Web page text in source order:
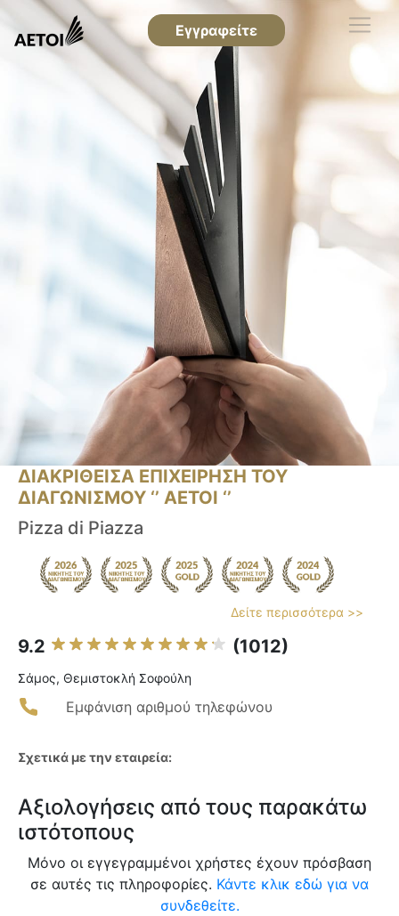
Εγγραφείτε
ΔΙΑΚΡΙΘΕΙΣΑ ΕΠΙΧΕΙΡΗΣΗ ΤΟΥ
ΔΙΑΓΩΝΙΣΜΟΥ ‘’ ΑΕΤΟΙ ‘’
Pizza di Piazza
Δείτε περισσότερα >>
9.2 (1012)
Σάμος, Θεμιστοκλή Σοφούλη
Εμφάνιση αριθμού τηλεφώνου
Σχετικά με την εταιρεία:
Αξιολογήσεις από τους παρακάτω
ιστότοπους
Μόνο οι εγγεγραμμένοι χρήστες έχουν πρόσβαση
σε αυτές τις πληροφορίες. Κάντε κλικ εδώ για να
συνδεθείτε.